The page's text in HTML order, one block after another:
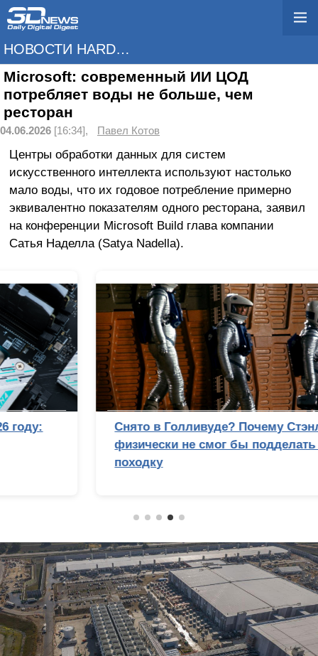
НОВОСТИ HARDWARE
Microsoft: современный ИИ ЦОД
потребляет воды не больше, чем
ресторан
04.06.2026 [16:34], Павел Котов
Центры обработки данных для систем
искусственного интеллекта используют настолько
мало воды, что их годовое потребление примерно
эквивалентно показателям одного ресторана, заявил
на конференции Microsoft Build глава компании
Сатья Наделла (Satya Nadella).
Снято в Голливуде? Почему Стэнли Кубрик
физически не смог бы подделать лунную